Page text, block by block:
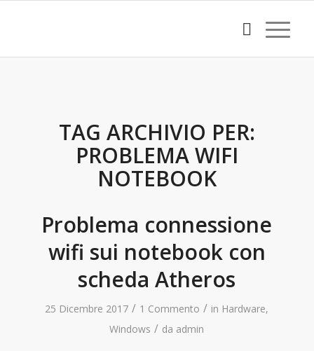
TAG ARCHIVIO PER:
PROBLEMA WIFI
NOTEBOOK
Problema connessione
wifi sui notebook con
scheda Atheros
25 Dicembre 2017 / 1 Commento / in Hardware,
Windows / da admin